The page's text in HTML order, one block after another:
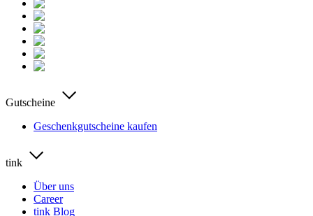
Gutscheine
Geschenkgutscheine kaufen
tink
Über uns
Career
tink Blog